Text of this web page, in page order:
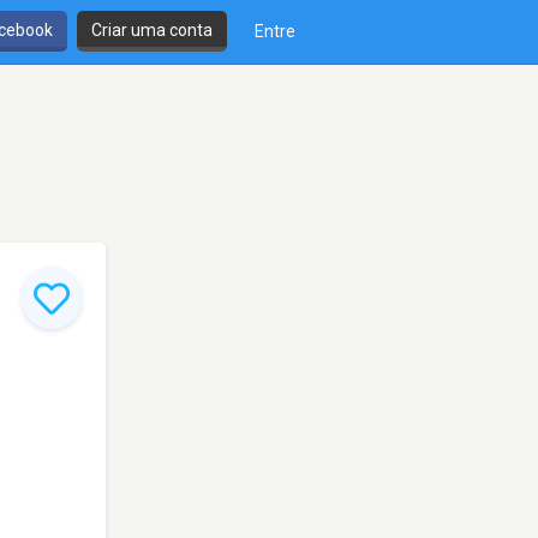
Criar uma conta Entre